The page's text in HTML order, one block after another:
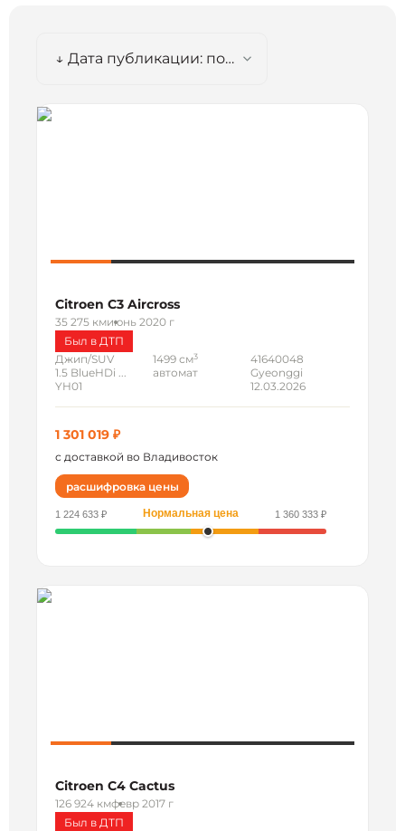
↓ Дата публикации: по убыванию
Citroen C3 Aircross
35 275 кмиюнь 2020 г
Был в ДТП
Джип/SUV
1.5 BlueHDi ...
YH01
1499 см3
автомат
41640048
Gyeonggi
12.03.2026
1 301 019 ₽
с доставкой во Владивосток
расшифровка цены
1 224 633 ₽ Нормальная цена 1 360 333 ₽
Citroen C4 Cactus
126 924 кмфевр 2017 г
Был в ДТП